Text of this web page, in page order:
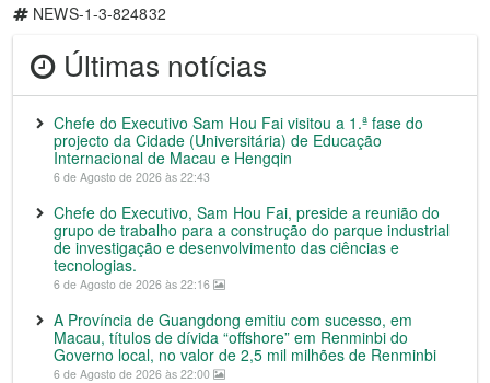
NEWS-1-3-824832
Últimas notícias
Chefe do Executivo Sam Hou Fai visitou a 1.ª fase do
projecto da Cidade (Universitária) de Educação
Internacional de Macau e Hengqin
6 de Agosto de 2026 às 22:43
Chefe do Executivo, Sam Hou Fai, preside a reunião do
grupo de trabalho para a construção do parque industrial
de investigação e desenvolvimento das ciências e
tecnologias.
6 de Agosto de 2026 às 22:16
A Província de Guangdong emitiu com sucesso, em
Macau, títulos de dívida “offshore” em Renminbi do
Governo local, no valor de 2,5 mil milhões de Renminbi
6 de Agosto de 2026 às 22:00